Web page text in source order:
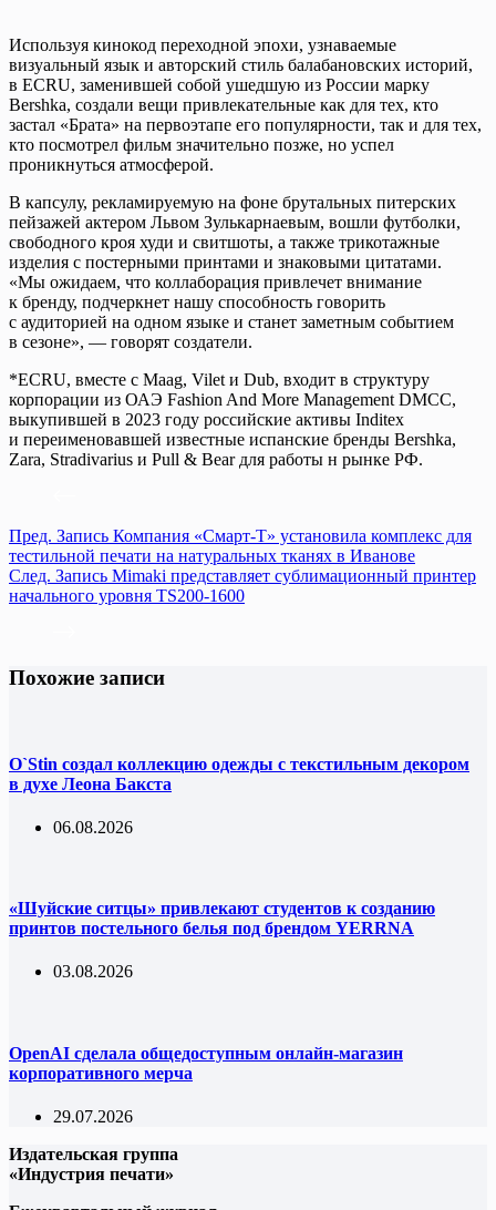
Используя кинокод переходной эпохи, узнаваемые
визуальный язык и авторский стиль балабановских историй,
в ECRU, заменившей собой ушедшую из России марку
Bershka, создали вещи привлекательные как для тех, кто
застал «Брата» на первоэтапе его популярности, так и для тех,
кто посмотрел фильм значительно позже, но успел
проникнуться атмосферой.
В капсулу, рекламируемую на фоне брутальных питерских
пейзажей актером Львом Зулькарнаевым, вошли футболки,
свободного кроя худи и свитшоты, а также трикотажные
изделия с постерными принтами и знаковыми цитатами.
«Мы ожидаем, что коллаборация привлечет внимание
к бренду, подчеркнет нашу способность говорить
с аудиторией на одном языке и станет заметным событием
в сезоне», — говорят создатели.
*ECRU, вместе с Maag, Vilet и Dub, входит в структуру
корпорации из ОАЭ Fashion And More Management DMCC,
выкупившей в 2023 году российские активы Inditex
и переименовавшей известные испанские бренды Bershka,
Zara, Stradivarius и Pull & Bear для работы н рынке РФ.
Пред. Запись Компания «Смарт-Т» установила комплекс для
тестильной печати на натуральных тканях в Иванове
След. Запись Mimaki представляет сублимационный принтер
начального уровня TS200-1600
Похожие записи
O`Stin создал коллекцию одежды с текстильным декором
в духе Леона Бакста
06.08.2026
«Шуйские ситцы» привлекают студентов к созданию
принтов постельного белья под брендом YERRNA
03.08.2026
OpenAI сделала общедоступным онлайн-магазин
корпоративного мерча
29.07.2026
Издательская группа
«Индустрия печати»